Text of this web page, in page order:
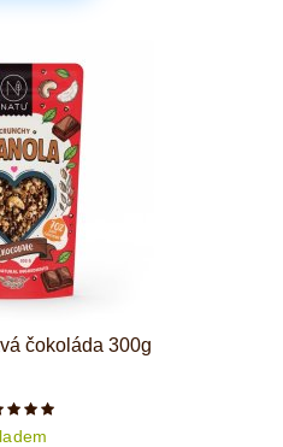
čokoláda 300g
Počet hvězdiček je 5 z 5